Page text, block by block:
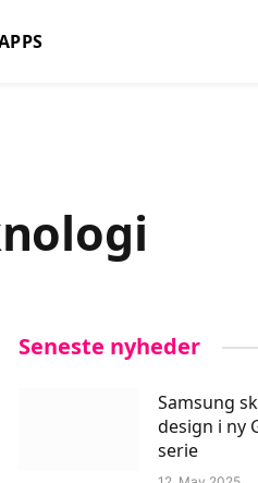
Seneste nyheder
Samsung
design i ny
serie